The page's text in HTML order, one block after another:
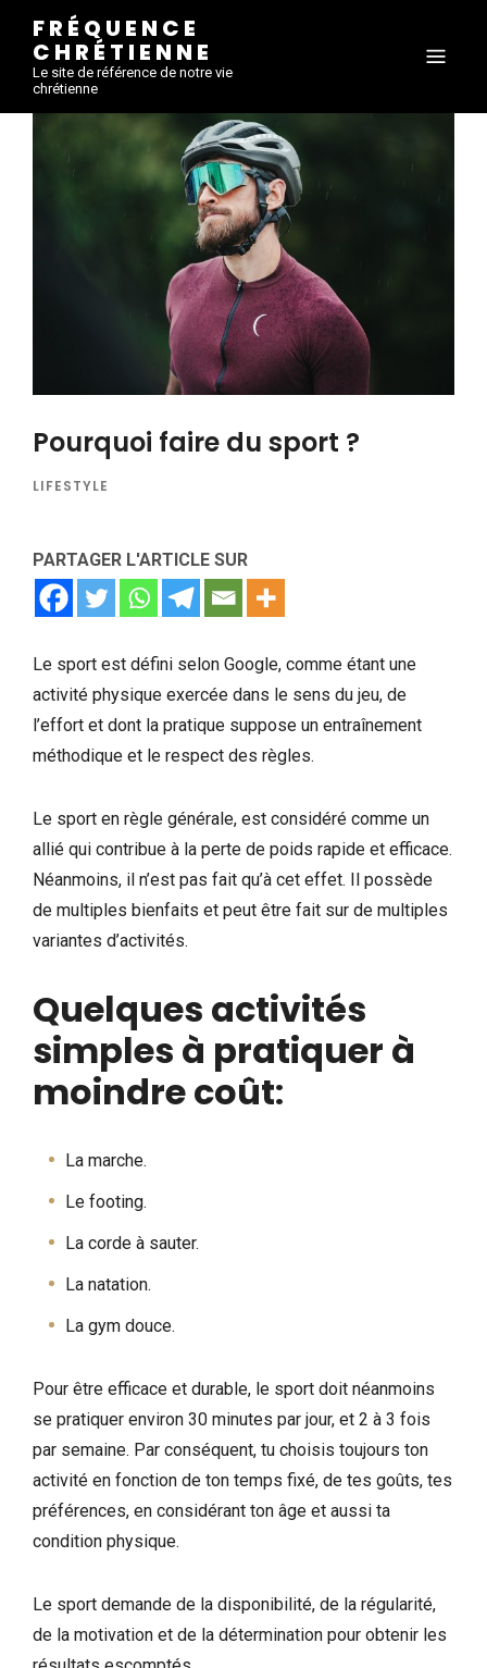
FRÉQUENCE
CHRÉTIENNE
Le site de référence de notre vie
chrétienne
Pourquoi faire du sport ?
LIFESTYLE
PARTAGER L'ARTICLE SUR
Le sport est défini selon Google, comme étant une
activité physique exercée dans le sens du jeu, de
l’effort et dont la pratique suppose un entraînement
méthodique et le respect des règles.
Le sport en règle générale, est considéré comme un
allié qui contribue à la perte de poids rapide et efficace.
Néanmoins, il n’est pas fait qu’à cet effet. Il possède
de multiples bienfaits et peut être fait sur de multiples
variantes d’activités.
Quelques activités
simples à pratiquer à
moindre coût:
La marche.
Le footing.
La corde à sauter.
La natation.
La gym douce.
Pour être efficace et durable, le sport doit néanmoins
se pratiquer environ 30 minutes par jour, et 2 à 3 fois
par semaine. Par conséquent, tu choisis toujours ton
activité en fonction de ton temps fixé, de tes goûts, tes
préférences, en considérant ton âge et aussi ta
condition physique.
Le sport demande de la disponibilité, de la régularité,
de la motivation et de la détermination pour obtenir les